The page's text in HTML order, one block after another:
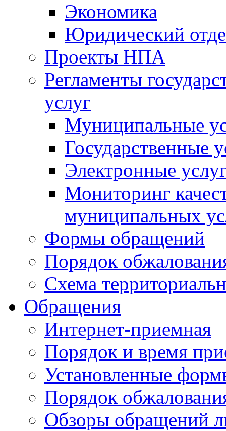
Экономика
Юридический
Проекты НПА
Регламенты
услуг
Муниципальные
Государственные
Электронные
Мониторинг
муниципальных
Формы обращений
Порядок
Схема
Обращения
Интернет-приемная
Порядок и время
Установленные
Порядок
Обзоры обращений